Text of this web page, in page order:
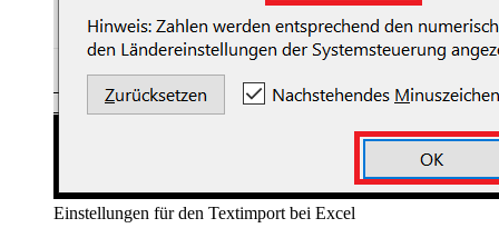
Einstellungen für den Textimport bei Excel